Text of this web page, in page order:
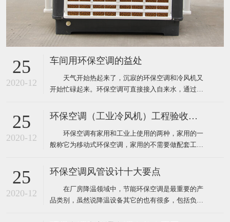
25
2020-12
车间用环保空调的益处
天气开始热起来了，沉寂的环保空调和冷风机又
开始忙碌起来。环保空调可直接接入自来水，通过风
到制冷空调同样的效果，既达到了降温防暑的目的，
又节约了电能和开支，环保空调降温节能一举两得，
现在绝大多数企业都安装了这样的环保空调。下面为
大家介绍厂房降温使用
25
2020-12
环保空调（工业冷风机）工程验收标准
环保空调有家用和工业上使用的两种，家用的一
般称它为移动式环保空调，家用的不需要做配套工
只需要挑选到质量比较好的品牌就靠谱了，而工业上
使用环保空调就不一样了，因为它安装和使用环境都
要比家用更复杂，所以一般工业厂房降温安装的环保
空调工程都需要根据环境
25
2020-12
环保空调风管设计十大要点
在厂房降温领域中，节能环保空调是最重要的产
品类别，虽然说降温设备其它的也有很多，包括负压